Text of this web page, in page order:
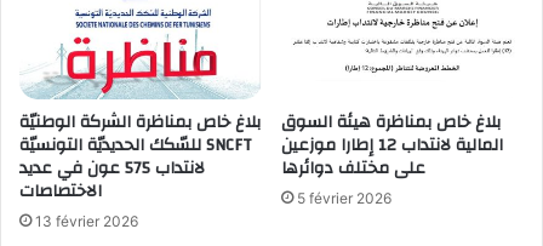
بلاغ خاص بمناظرة الشركة الوطنيّة
للسّكك الحديديّة التونسيّة SNCFT
لانتداب 575 عون في عديد
الاختصاصات
13 février 2026
بلاغ خاص بمناظرة هيئة السوق
المالية لانتداب 12 إطارا موزعين
على مختلف دوائرها
5 février 2026